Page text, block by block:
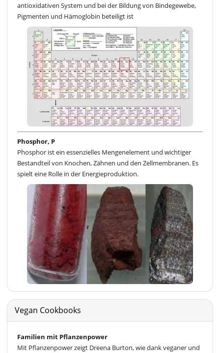
antioxidativen System und bei der Bildung von Bindegewebe,
Pigmenten und Hämoglobin beteiligt ist
Phosphor, P
Phosphor ist ein essenzielles Mengenelement und wichtiger
Bestandteil von Knochen, Zähnen und den Zellmembranen. Es
spielt eine Rolle in der Energieproduktion.
Vegan Cookbooks
Familien mit Pflanzenpower
Mit Pflanzenpower zeigt Dreena Burton, wie dank veganer und